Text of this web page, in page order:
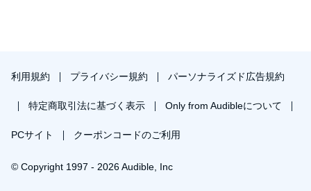
利用規約 プライバシー規約 パーソナライズド広告規約
特定商取引法に基づく表示 Only from Audibleについて
PCサイト クーポンコードのご利用
© Copyright 1997 - 2026 Audible, Inc